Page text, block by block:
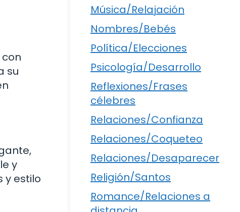
su
y
y estilo
Música/Relajación
Nombres/Bebés
Política/Elecciones
Psicología/Desarrollo
Reflexiones/Frases
célebres
Relaciones/Confianza
Relaciones/Coqueteo
Relaciones/Desaparecer
Religión/Santos
Romance/Relaciones a